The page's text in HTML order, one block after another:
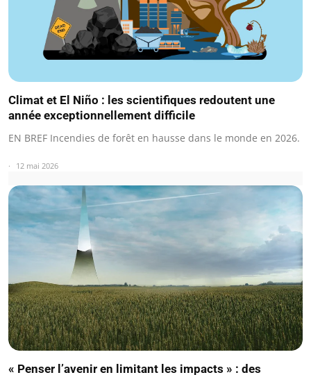
Climat et El Niño : les scientifiques redoutent une
année exceptionnellement difficile
EN BREF Incendies de forêt en hausse dans le monde en 2026.
12 mai 2026
« Penser l’avenir en limitant les impacts » : des